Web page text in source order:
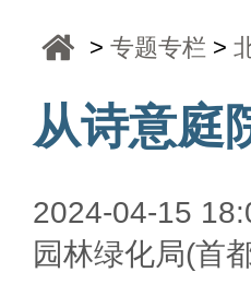
>专题专栏 >
从诗意庭
2024-04-15
园林绿化局(首